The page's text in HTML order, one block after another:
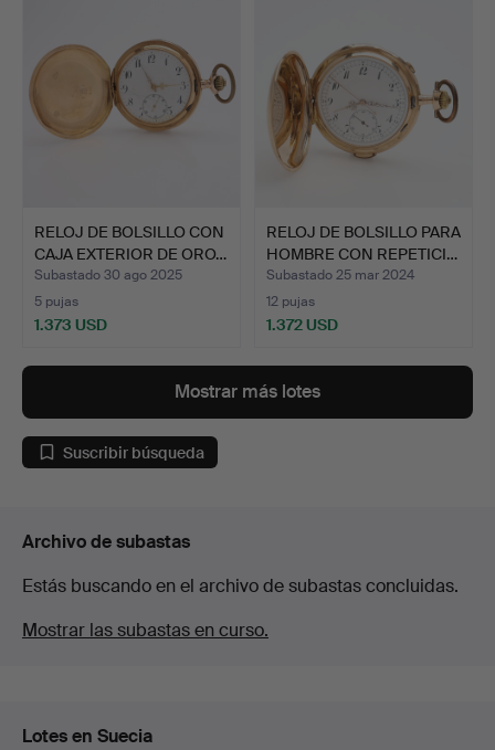
RELOJ DE BOLSILLO CON
CAJA EXTERIOR DE ORO…
Subastado 30 ago 2025
5 pujas
1.373 USD
RELOJ DE BOLSILLO PARA
HOMBRE CON REPETICI…
Subastado 25 mar 2024
12 pujas
1.372 USD
Mostrar más lotes
Suscribir búsqueda
Archivo de subastas
Estás buscando en el archivo de subastas concluidas.
Mostrar las subastas en curso.
Lotes en Suecia